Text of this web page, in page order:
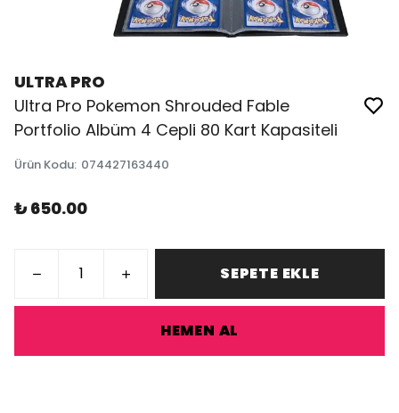
ULTRA PRO
Ultra Pro Pokemon Shrouded Fable
Portfolio Albüm 4 Cepli 80 Kart Kapasiteli
Ürün Kodu: 074427163440
₺ 650.00
SEPETE EKLE
HEMEN AL